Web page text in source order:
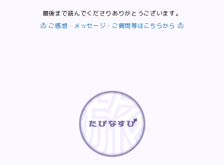
最後まで読んでくださりありがとうございます。
ご感想・メッセージ・ご質問等はこちらから